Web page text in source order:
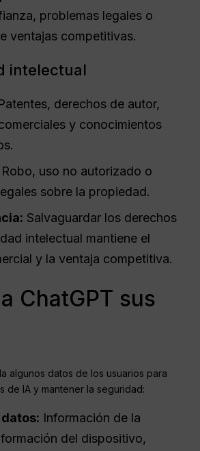
problemas legales o
ventajas competitivas.
intelectual
derechos de autor,
y conocimientos
Robo, uso no autorizado o
sobre la propiedad.
Salvaguardar los derechos
intelectual mantiene el
y la ventaja competitiva.
ChatGPT sus
algunos datos de los usuarios para
de IA y mantener la seguridad:
Información de la
del dispositivo,